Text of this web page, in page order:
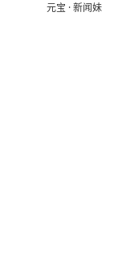
元宝 · 新闻妹